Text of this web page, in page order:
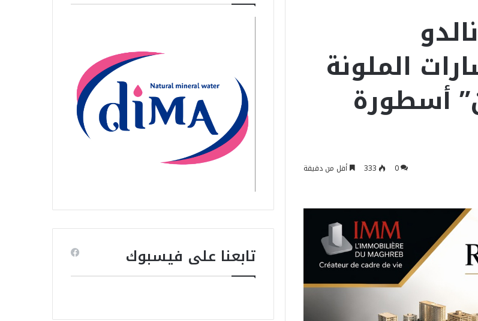
الملونة
أسطورة
0
333 أقل من دقيقة
تابعنا على فيسبوك